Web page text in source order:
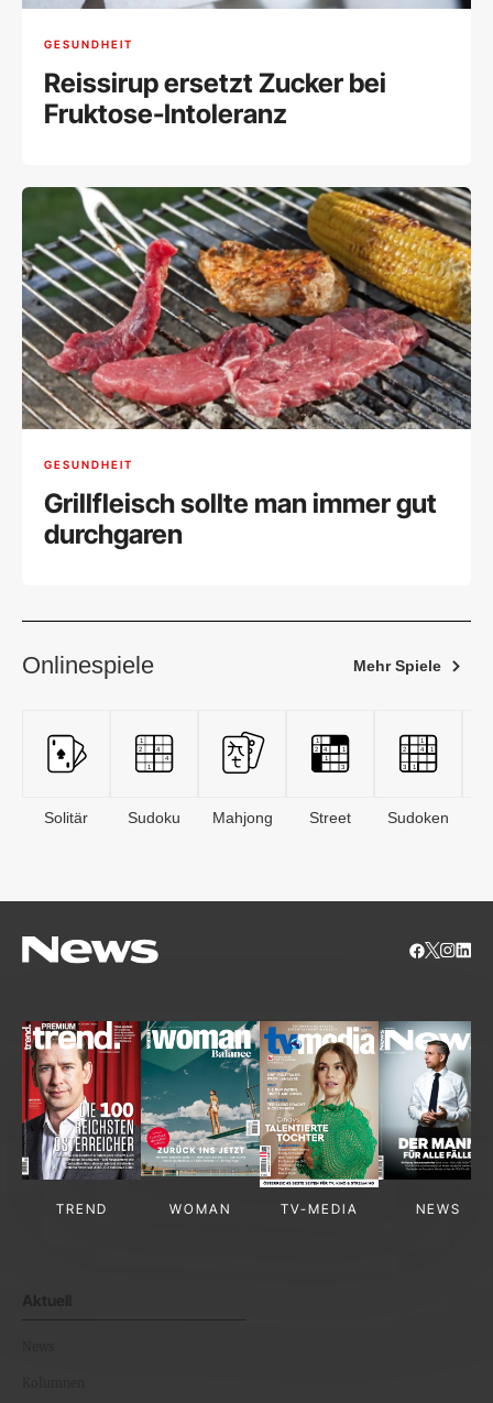
GESUNDHEIT
Reissirup ersetzt Zucker bei
Fruktose-Intoleranz
GESUNDHEIT
Grillfleisch sollte man immer gut
durchgaren
Onlinespiele Mehr Spiele
Solitär Sudoku Mahjong Street Sudoken
TREND WOMAN TV-MEDIA NEWS